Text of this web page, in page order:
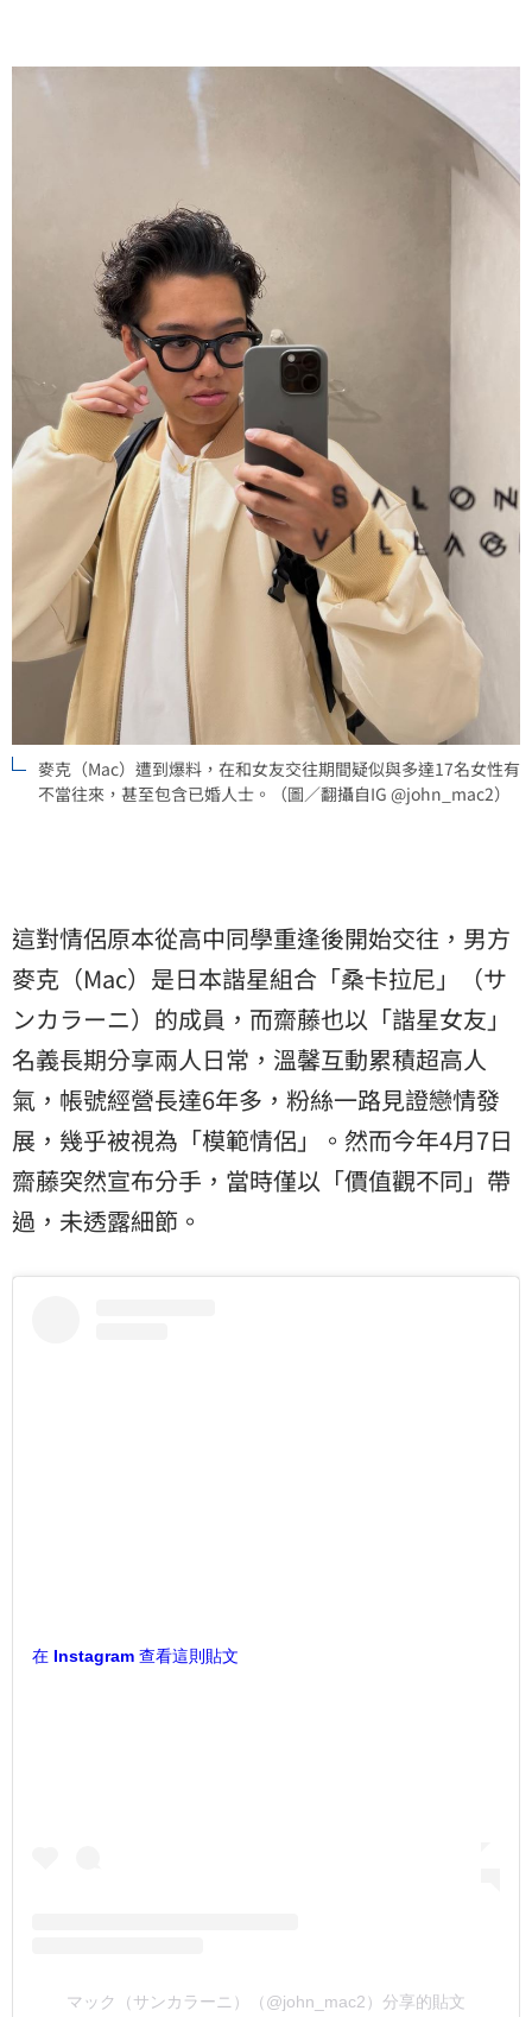
麥克（Mac）遭到爆料，在和女友交往期間疑似與多達17名女性有
不當往來，甚至包含已婚人士。（圖／翻攝自IG @john_mac2）
這對情侶原本從高中同學重逢後開始交往，男方
麥克（Mac）是日本諧星組合「桑卡拉尼」（サ
ンカラーニ）的成員，而齋藤也以「諧星女友」
名義長期分享兩人日常，溫馨互動累積超高人
氣，帳號經營長達6年多，粉絲一路見證戀情發
展，幾乎被視為「模範情侶」。然而今年4月7日
齋藤突然宣布分手，當時僅以「價值觀不同」帶
過，未透露細節。
在 Instagram 查看這則貼文
マック（サンカラーニ）（@john_mac2）分享的貼文